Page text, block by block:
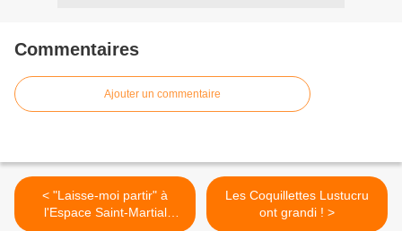
Commentaires
Ajouter un commentaire
< "Laisse-moi partir" à
l'Espace Saint-Martial
Les Coquillettes Lustucru
ont grandi ! >